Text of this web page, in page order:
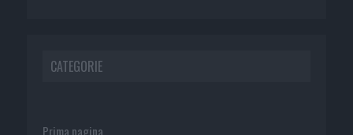
CATEGORIE
Prima pagina